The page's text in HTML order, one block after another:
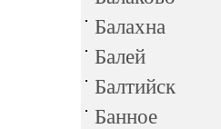
Балахна
Балей
Балтийск
Банное